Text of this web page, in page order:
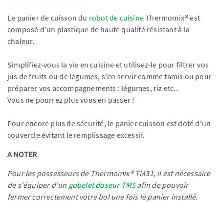
Le panier de cuisson du robot de cuisineThermomix® est
composé d'un plastique de haute qualité résistant à la
chaleur.
Simplifiez-vous la vie en cuisine et utilisez-le pour filtrer vos
jus de fruits ou de légumes, s'en servir comme tamis ou pour
préparer vos accompagnements : légumes, riz etc..
Vous ne pourrez plus vous en passer !
Pour encore plus de sécurité, le panier cuisson est doté d'un
couvercle évitant le remplissage excessif.
A NOTER
Pour les possesseurs de Thermomix® TM31, il est nécessaire
de s'équiper d'un gobelet doseur TM5afin de pouvoir
fermer correctement votre bol une fois le panier installé.